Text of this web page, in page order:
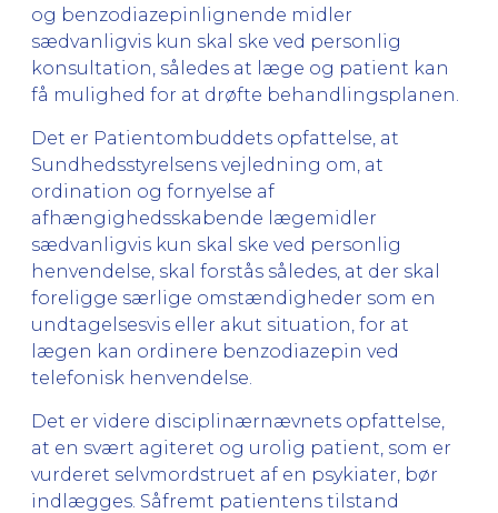
og benzodiazepinlignende midler
sædvanligvis kun skal ske ved personlig
konsultation, således at læge og patient kan
få mulighed for at drøfte behandlingsplanen.
Det er Patientombuddets opfattelse, at
Sundhedsstyrelsens vejledning om, at
ordination og fornyelse af
afhængighedsskabende lægemidler
sædvanligvis kun skal ske ved personlig
henvendelse, skal forstås således, at der skal
foreligge særlige omstændigheder som en
undtagelsesvis eller akut situation, for at
lægen kan ordinere benzodiazepin ved
telefonisk henvendelse.
Det er videre disciplinærnævnets opfattelse,
at en svært agiteret og urolig patient, som er
vurderet selvmordstruet af en psykiater, bør
indlægges. Såfremt patientens tilstand